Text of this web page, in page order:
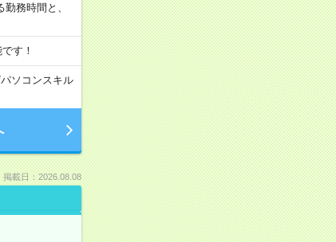
務時間と、
す！
パソコンスキル
掲載日：2026.08.08